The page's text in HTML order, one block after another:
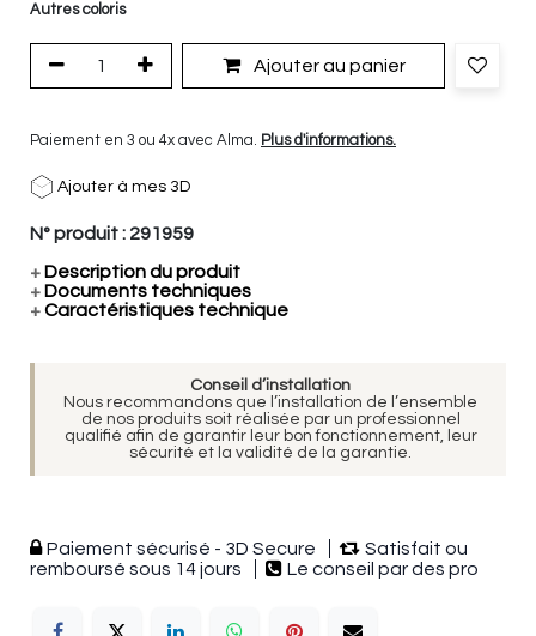
Autres coloris
Ajouter au panier
Paiement en 3 ou 4x avec Alma. Plus d'informations.
Ajouter à mes 3D
N° produit : 291959
+ Description du produit
+ Documents techniques
+Caractéristiques technique
Conseil d’installation
Nous recommandons que l’installation de l’ensemble
de nos produits soit réalisée par un professionnel
qualifié afin de garantir leur bon fonctionnement, leur
sécurité et la validité de la garantie.
Paiement sécurisé - 3D Secure
Satisfait ou
remboursé sous 14 jours
Le conseil par des pro